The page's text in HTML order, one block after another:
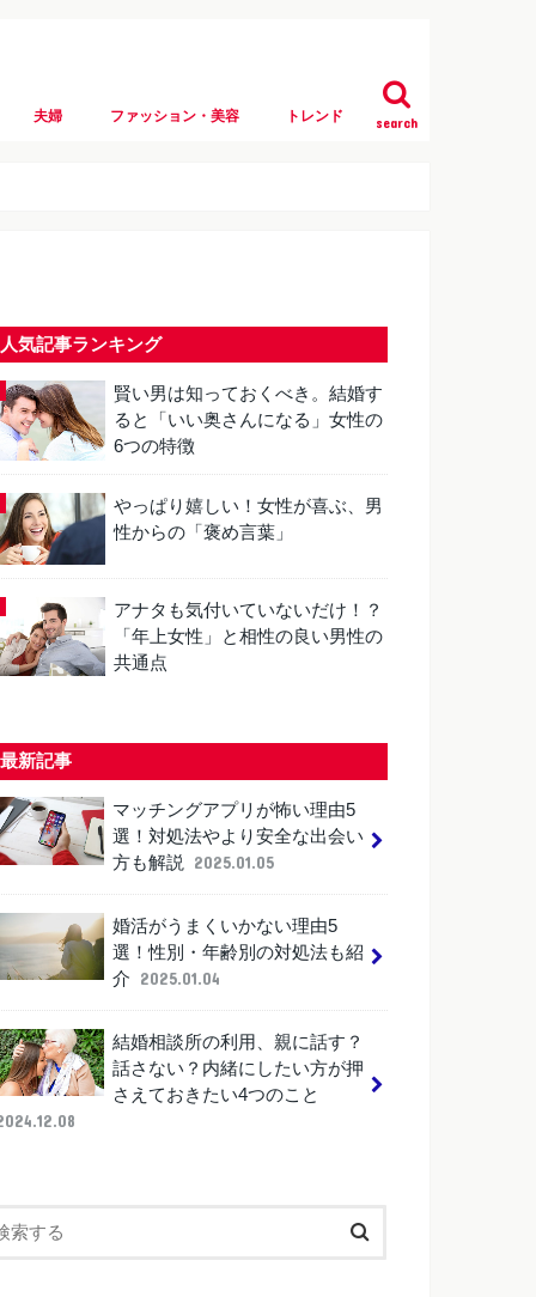
search
夫婦 ファッション・美容 トレンド
人気記事ランキング
賢い男は知っておくべき。結婚す
ると「いい奥さんになる」女性の
6つの特徴
やっぱり嬉しい！女性が喜ぶ、男
性からの「褒め言葉」
アナタも気付いていないだけ！？
「年上女性」と相性の良い男性の
共通点
最新記事
マッチングアプリが怖い理由5
選！対処法やより安全な出会い
方も解説 2025.01.05
婚活がうまくいかない理由5
選！性別・年齢別の対処法も紹
介
2025.01.04
結婚相談所の利用、親に話す？
話さない？内緒にしたい方が押
さえておきたい4つのこと